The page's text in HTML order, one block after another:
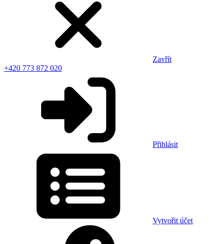
Zavřít
+420 773 872 020
Přihlásit
Vytvořit účet